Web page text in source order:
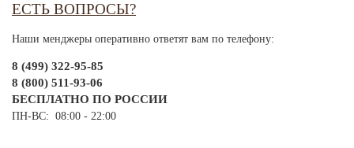
ЕСТЬ ВОПРОСЫ?
Наши менджеры оперативно ответят вам по телефону:
8 (499) 322-95-85
8 (800) 511-93-06
БЕСПЛАТНО ПО РОССИИ
ПН-ВС: 08:00 - 22:00